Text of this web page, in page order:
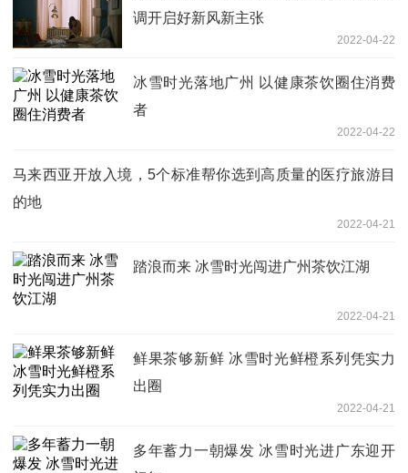
调开启好新风新主张
2022-04-22
冰雪时光落地广州 以健康茶饮圈住消费
者
2022-04-22
马来西亚开放入境，5个标准帮你选到高质量的医疗旅游目
的地
2022-04-21
踏浪而来 冰雪时光闯进广州茶饮江湖
2022-04-21
鲜果茶够新鲜 冰雪时光鲜橙系列凭实力
出圈
2022-04-21
多年蓄力一朝爆发 冰雪时光进广东迎开